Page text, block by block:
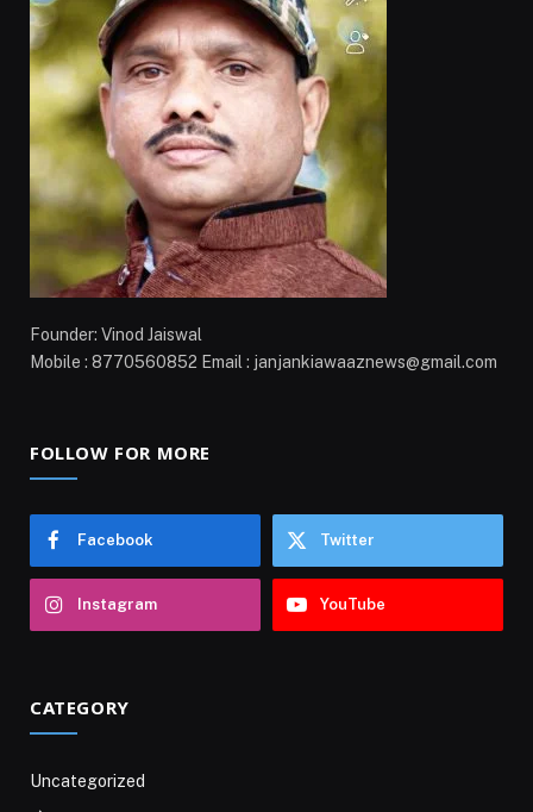
Founder: Vinod Jaiswal
Mobile : 8770560852 Email : janjankiawaaznews@gmail.com
FOLLOW FOR MORE
Facebook Twitter
Instagram YouTube
CATEGORY
Uncategorized